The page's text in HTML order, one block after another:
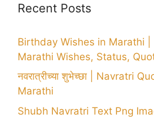
Recent Posts
Birthday Wishes in Marathi
Marathi Wishes, Status,
नवरात्रीच्या शुभेच्छा | Navratri
Marathi
Shubh Navratri Text Png